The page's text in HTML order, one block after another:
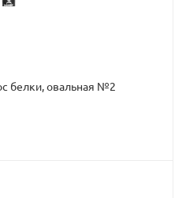
белки, овальная №2